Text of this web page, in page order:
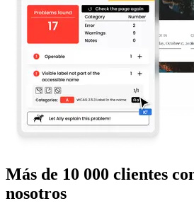
Más de 10 000 clientes
nosotros